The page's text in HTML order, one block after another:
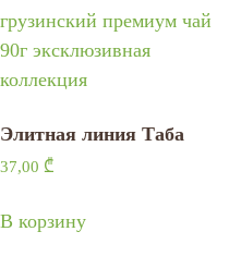
Элитная линия Таба
37,00 ₾
В корзину